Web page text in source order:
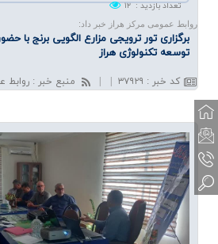
تعداد بازدید: ۱۲
روابط عمومی مرکز هراز خبر داد:
برگزاری تور ترویجی مزارع الگویی برنج با
توسعه تكنولوژی هراز
کد خبر : ۳۷۹۲۹ منبع خبر : روابط